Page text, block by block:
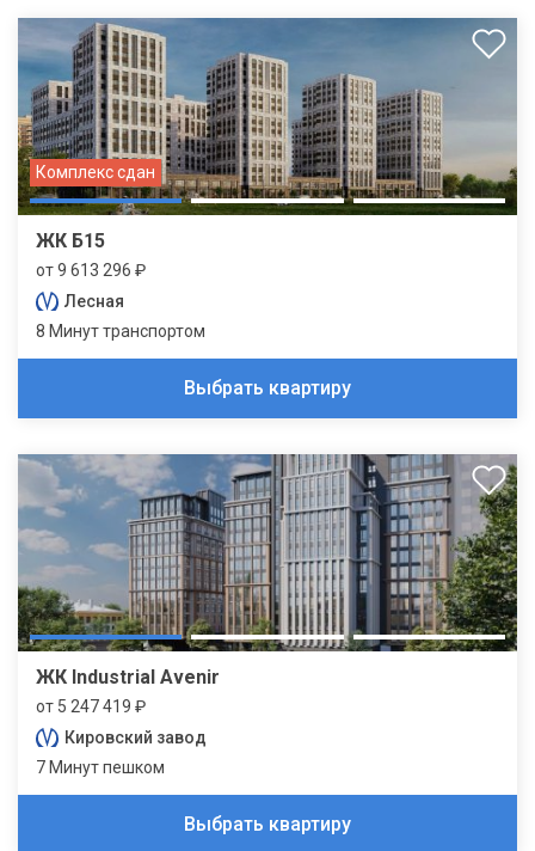
Комплекс сдан
ЖК Б15
от 9 613 296 ₽
Лесная
8 Минут транспортом
Выбрать квартиру
ЖК Industrial Avenir
от 5 247 419 ₽
Кировский завод
7 Минут пешком
Выбрать квартиру